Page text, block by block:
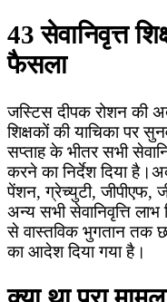
43 सेवानिवृत्त
फैसला
जस्टिस दीपक रोशन की
शिक्षकों की याचिका पर
सप्ताह के भीतर सभी
करने का निर्देश दिया
पेंशन, ग्रेच्युटी,
अन्य सभी सेवानिवृत्ति लाभ
से वास्तविक भुगतान तक
का आदेश दिया गया है।